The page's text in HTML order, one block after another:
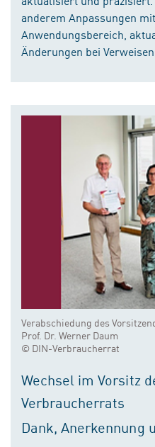
anderem Anpassungen
Anwendungsbereich,
Änderungen bei Verweisen
Verabschiedung des
Prof. Dr. Werner Daum
© DIN-Verbraucherrat
Wechsel im Vorsitz
Verbraucherrats
Dank, Anerkennung